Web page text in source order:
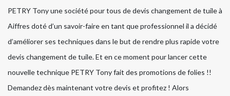
PETRY Tony une société pour tous de devis changement de tuile à
Aiffres doté d’un savoir-faire en tant que professionnel il a décidé
d’améliorer ses techniques dans le but de rendre plus rapide votre
devis changement de tuile. Et en ce moment pour lancer cette
nouvelle technique PETRY Tony fait des promotions de folies !!
Demandez dès maintenant votre devis et profitez ! Alors